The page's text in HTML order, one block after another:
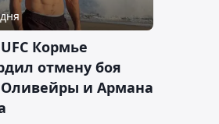
Кормье
отмену боя
Оливейры и Армана